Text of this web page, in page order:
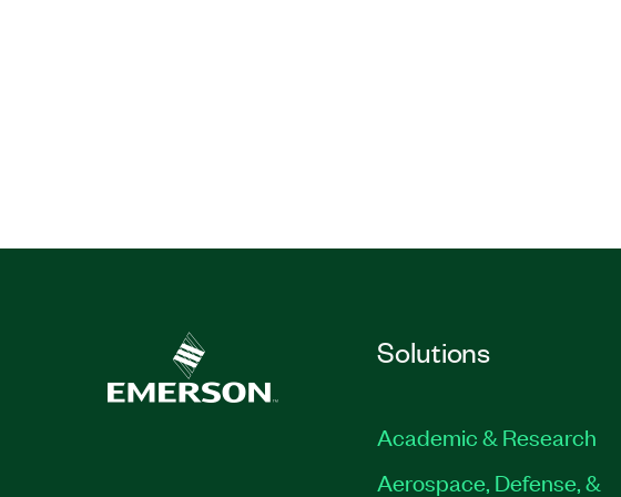
Solutions
Academic & Research
Aerospace, Defense, &